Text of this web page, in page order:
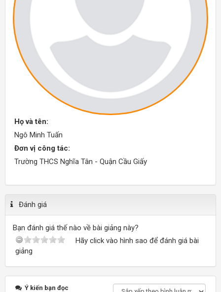
Họ và tên:
Ngô Minh Tuấn
Đơn vị công tác:
Trường THCS Nghĩa Tân - Quận Cầu Giấy
Đánh giá
Bạn đánh giá thế nào về bài giảng này?
Hãy click vào hình sao để đánh giá bài
giảng
Ý kiến bạn đọc